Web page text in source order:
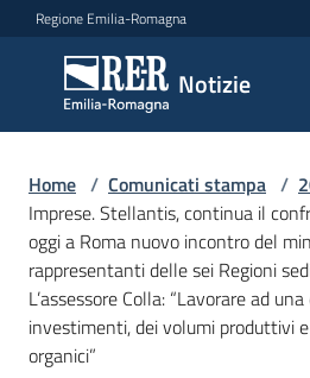
Vai al contenuto
Vai alla navigazione
Vai al footer
Regione Emilia-Romagna
Notizie
Notizie
Comunicati
stampa
Menu selezionato
Cerca
un
comunicato
Home / Comunicati stampa /
Imprese. Stellantis, continua il
oggi a Roma nuovo incontro del
rappresentanti delle sei Regioni
L’assessore Colla: “Lavorare ad
investimenti, dei volumi produttivi
organici”